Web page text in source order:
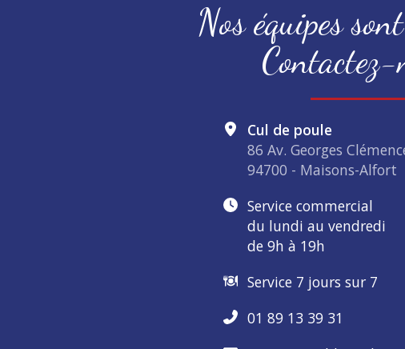
Nos équipes
Contactez-
Cul de poule
86 Av. Georges
94700 - Maisons-Alfort
Service commercial
du lundi au vendredi
de 9h à 19h
Service 7 jours sur 7
01 89 13 39 31